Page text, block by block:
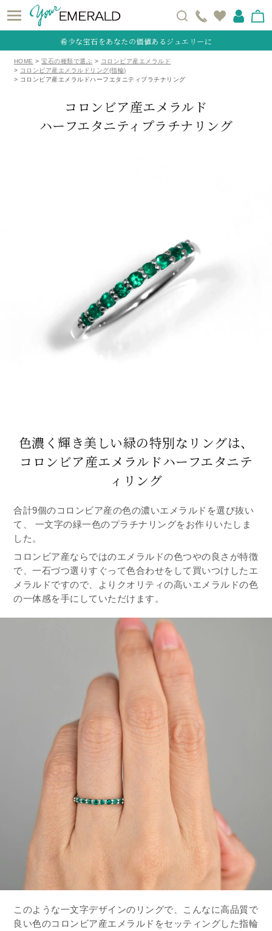
希少な宝石をあなたの価値あるジュエリーに
HOME 宝石の種類で選ぶ
コロンビア産エメラルド
コロンビア産エメラルドリング(指輪)
コロンビア産エメラルドハーフエタニティプラチナリング
コロンビア産エメラルド
ハーフエタニティプラチナリング
色濃く輝き美しい緑の特別なリングは、
コロンビア産エメラルドハーフエタニテ
ィリング
合計9個のコロンビア産の色の濃いエメラルドを選び抜い
て、 一文字の緑一色のプラチナリングをお作りいたしま
した。
コロンビア産ならではのエメラルドの色つやの良さが特徴
で、一石づつ選りすぐって色合わせをして買いつけしたエ
メラルドですので、よりクオリティの高いエメラルドの色
の一体感を手にしていただけます。
このような一文字デザインのリングで、こんなに高品質で
良い色のコロンビア産エメラルドをセッティングした指輪